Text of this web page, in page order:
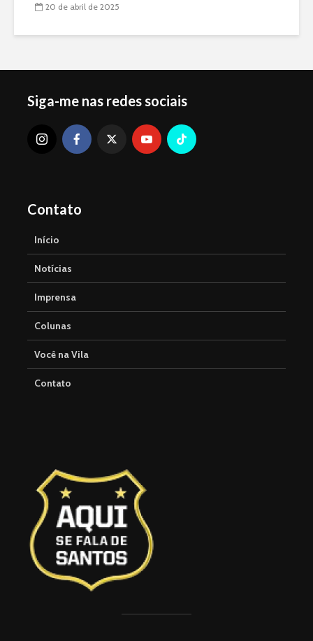
20 de abril de 2025
Siga-me nas redes sociais
Contato
Início
Notícias
Imprensa
Colunas
Você na Vila
Contato